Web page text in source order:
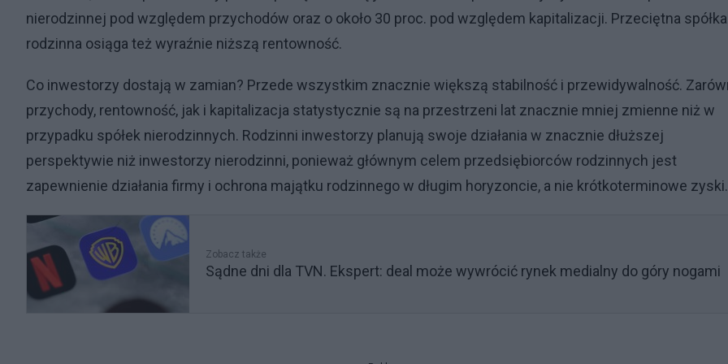
nierodzinnej pod względem przychodów oraz o około 30 proc. pod względem kapitalizacji. Przeciętna spółka
rodzinna osiąga też wyraźnie niższą rentowność.
Co inwestorzy dostają w zamian? Przede wszystkim znacznie większą stabilność i przewidywalność.
przychody, rentowność, jak i kapitalizacja statystycznie są na przestrzeni lat znacznie mniej zmienne niż w
przypadku spółek nierodzinnych. Rodzinni inwestorzy planują swoje działania w znacznie dłuższej
perspektywie niż inwestorzy nierodzinni, ponieważ głównym celem przedsiębiorców rodzinnych jest
zapewnienie działania firmy i ochrona majątku rodzinnego w długim horyzoncie, a nie krótkoterminowe zyski.
Zobacz także
Sądne dni dla TVN. Ekspert: deal może wywrócić rynek medialny do góry nogami